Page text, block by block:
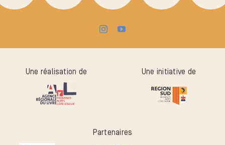
Une réalisation de Une initiative de
Partenaires